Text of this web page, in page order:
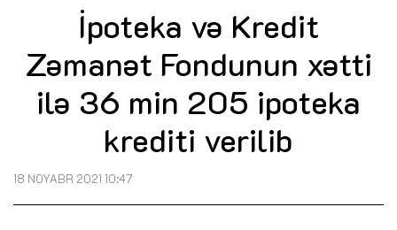
İpoteka və Kredit
Zəmanət Fondunun xətti
ilə 36 min 205 ipoteka
krediti verilib
18 NOYABR 2021 10:47